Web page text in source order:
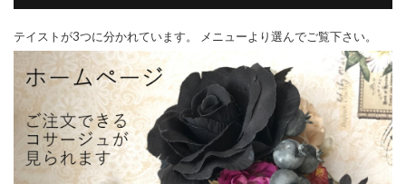
テイストが3つに分かれています。 メニューより選んでご覧下さい。